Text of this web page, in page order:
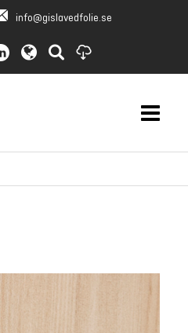
info@gislavedfolie.se